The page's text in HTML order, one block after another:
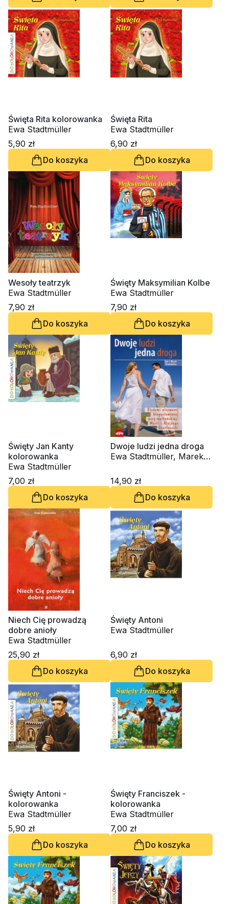
Święta Rita kolorowanka
Ewa Stadtmüller
5,90 zł
Do koszyka
Święta Rita
Ewa Stadtmüller
6,90 zł
Do koszyka
Wesoły teatrzyk
Ewa Stadtmüller
7,90 zł
Do koszyka
Święty Maksymilian Kolbe
Ewa Stadtmüller
7,90 zł
Do koszyka
Święty Jan Kanty
kolorowanka
Ewa Stadtmüller
7,00 zł
Do koszyka
Dwoje ludzi jedna droga
Ewa Stadtmüller, Marek
14,90 zł
Do koszyka
Niech Cię prowadzą
dobre anioły
Ewa Stadtmüller
25,90 zł
Do koszyka
Święty Antoni
Ewa Stadtmüller
6,90 zł
Do koszyka
Święty Antoni -
kolorowanka
Ewa Stadtmüller
5,90 zł
Do koszyka
Święty Franciszek -
kolorowanka
Ewa Stadtmüller
7,00 zł
Do koszyka